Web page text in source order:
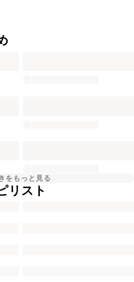
をもっと見る
リスト